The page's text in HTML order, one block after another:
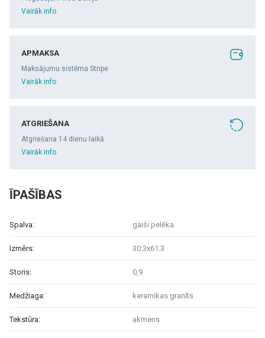
Vairāk info
APMAKSA
Maksājumu sistēma Stripe
Vairāk info
ATGRIEŠANA
Atgriešana 14 dienu laikā
Vairāk info
ĪPAŠĪBAS
Spalva: gaiši pelēka
Izmērs: 30.3x61.3
Storis: 0,9
Medžiaga: keramikas granīts
Tekstūra: akmens